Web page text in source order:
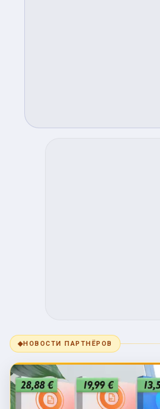
◆НОВОСТИ ПАРТНЁРОВ